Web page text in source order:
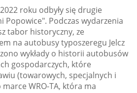
roku odbyły się drugie
Popowice". Podczas wydarzenia
tabor historyczny, ze
na autobusy typoszeregu Jelcz
wykłady o historii autobusów
gospodarczych, które
(towarowych, specjalnych i
WRO-TA, która ma